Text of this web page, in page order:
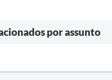
por assunto